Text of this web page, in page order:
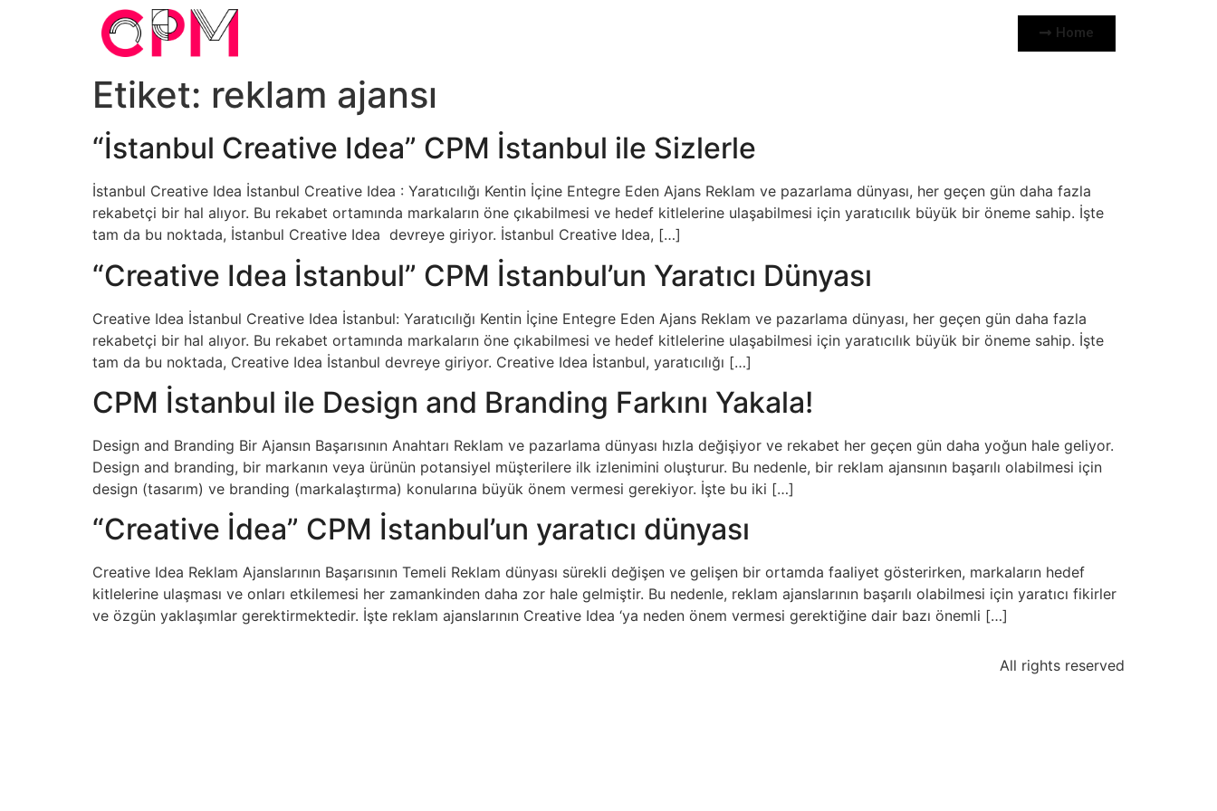
Home
Etiket: reklam ajansı
“İstanbul Creative Idea” CPM İstanbul ile Sizlerle
İstanbul Creative Idea İstanbul Creative Idea : Yaratıcılığı Kentin İçine Entegre Eden Ajans Reklam ve pazarlama dünyası, her geçen gün daha fazla
rekabetçi bir hal alıyor. Bu rekabet ortamında markaların öne çıkabilmesi ve hedef kitlelerine ulaşabilmesi için yaratıcılık büyük bir öneme sahip. İşte
tam da bu noktada, İstanbul Creative Idea devreye giriyor. İstanbul Creative Idea, […]
“Creative Idea İstanbul” CPM İstanbul’un Yaratıcı Dünyası
Creative Idea İstanbul Creative Idea İstanbul: Yaratıcılığı Kentin İçine Entegre Eden Ajans Reklam ve pazarlama dünyası, her geçen gün daha fazla
rekabetçi bir hal alıyor. Bu rekabet ortamında markaların öne çıkabilmesi ve hedef kitlelerine ulaşabilmesi için yaratıcılık büyük bir öneme sahip. İşte
tam da bu noktada, Creative Idea İstanbul devreye giriyor. Creative Idea İstanbul, yaratıcılığı […]
CPM İstanbul ile Design and Branding Farkını Yakala!
Design and Branding Bir Ajansın Başarısının Anahtarı Reklam ve pazarlama dünyası hızla değişiyor ve rekabet her geçen gün daha yoğun hale geliyor.
Design and branding, bir markanın veya ürünün potansiyel müşterilere ilk izlenimini oluşturur. Bu nedenle, bir reklam ajansının başarılı olabilmesi için
design (tasarım) ve branding (markalaştırma) konularına büyük önem vermesi gerekiyor. İşte bu iki […]
“Creative İdea” CPM İstanbul’un yaratıcı dünyası
Creative Idea Reklam Ajanslarının Başarısının Temeli Reklam dünyası sürekli değişen ve gelişen bir ortamda faaliyet gösterirken, markaların hedef
kitlelerine ulaşması ve onları etkilemesi her zamankinden daha zor hale gelmiştir. Bu nedenle, reklam ajanslarının başarılı olabilmesi için yaratıcı fikirler
ve özgün yaklaşımlar gerektirmektedir. İşte reklam ajanslarının Creative Idea ‘ya neden önem vermesi gerektiğine dair bazı önemli […]
All rights reserved